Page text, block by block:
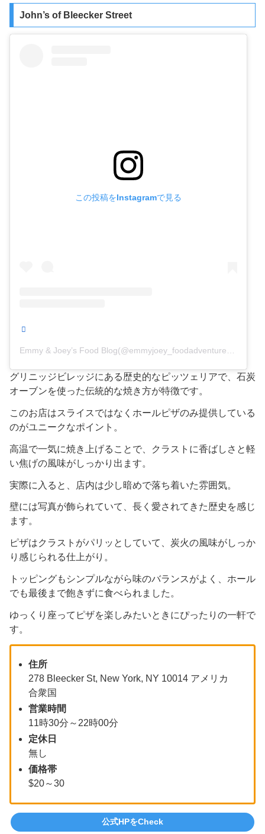
John’s of Bleecker Street
この投稿をInstagramで見る
Emmy & Joey’s Food Blog(@emmyjoey_foodadventures)がシェアした投稿
グリニッジビレッジにある歴史的なピッツェリアで、石炭
オーブンを使った伝統的な焼き方が特徴です。
このお店はスライスではなくホールピザのみ提供している
のがユニークなポイント。
高温で一気に焼き上げることで、クラストに香ばしさと軽
い焦げの風味がしっかり出ます。
実際に入ると、店内は少し暗めで落ち着いた雰囲気。
壁には写真が飾られていて、長く愛されてきた歴史を感じ
ます。
ピザはクラストがパリッとしていて、炭火の風味がしっか
り感じられる仕上がり。
トッピングもシンプルながら味のバランスがよく、ホール
でも最後まで飽きずに食べられました。
ゆっくり座ってピザを楽しみたいときにぴったりの一軒で
す。
住所
278 Bleecker St, New York, NY 10014 アメリカ
合衆国
営業時間
11時30分～22時00分
定休日
無し
価格帯
$20～30
公式HPをCheck